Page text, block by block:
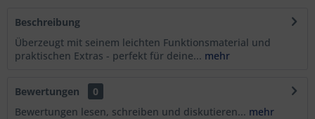
Beschreibung
Überzeugt mit seinem leichten Funktionsmaterial und
praktischen Extras - perfekt für deine... mehr
Bewertungen
0
Bewertungen lesen, schreiben und diskutieren... mehr